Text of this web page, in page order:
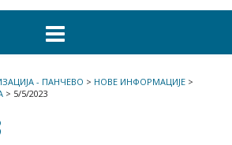
- ПАНЧЕВО > НОВЕ ИНФОРМАЦИЈЕ >
> 5/5/2023